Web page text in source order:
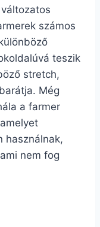
számos
teszik
stretch,
Még
a farmer
használnak,
nem fog